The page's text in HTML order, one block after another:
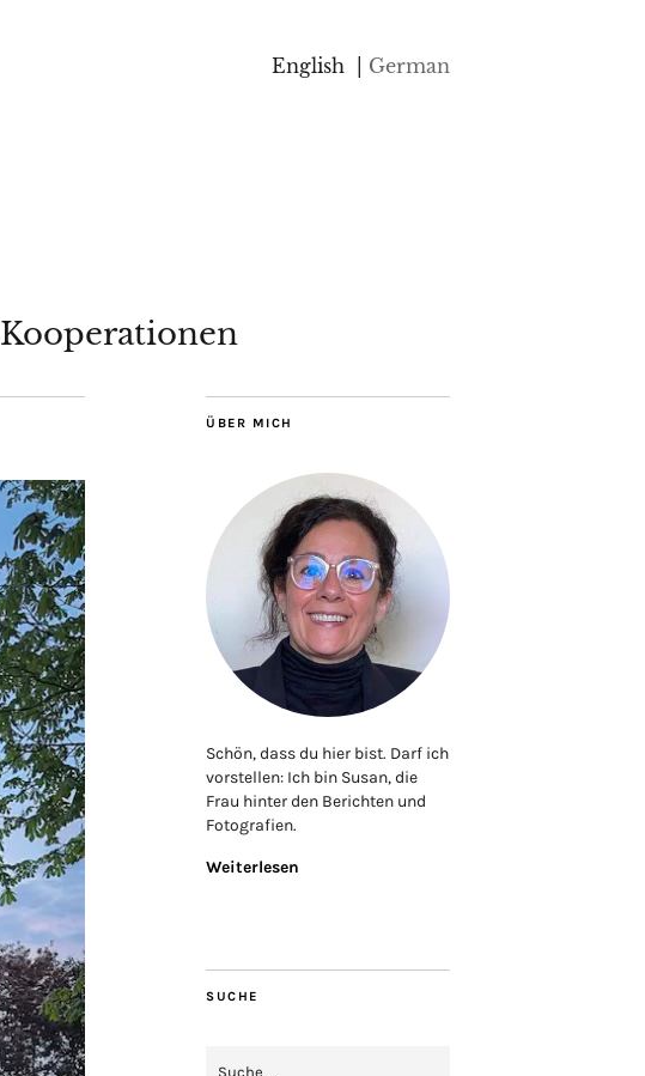
English German
Kooperationen
ÜBER MICH
Schön, dass du hier bist. Darf ich
vorstellen: Ich bin Susan, die
Frau hinter den Berichten und
Fotografien.
Weiterlesen
SUCHE